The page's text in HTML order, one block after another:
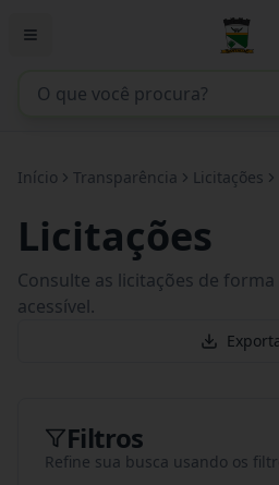
Início Transparência Licitações
Licitações
Consulte as licitações de
acessível.
Filtros
Refine sua busca usando os